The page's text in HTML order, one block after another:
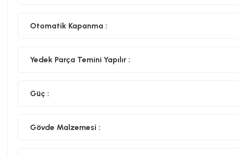
Otomatik Kapanma :
Yedek Parça Temini Yapılır :
Güç :
Gövde Malzemesi :